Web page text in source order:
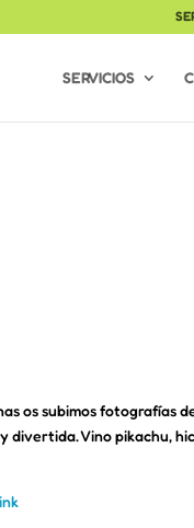
SERVICIOS
os subimos fotografías
divertida. Vino pikachu,